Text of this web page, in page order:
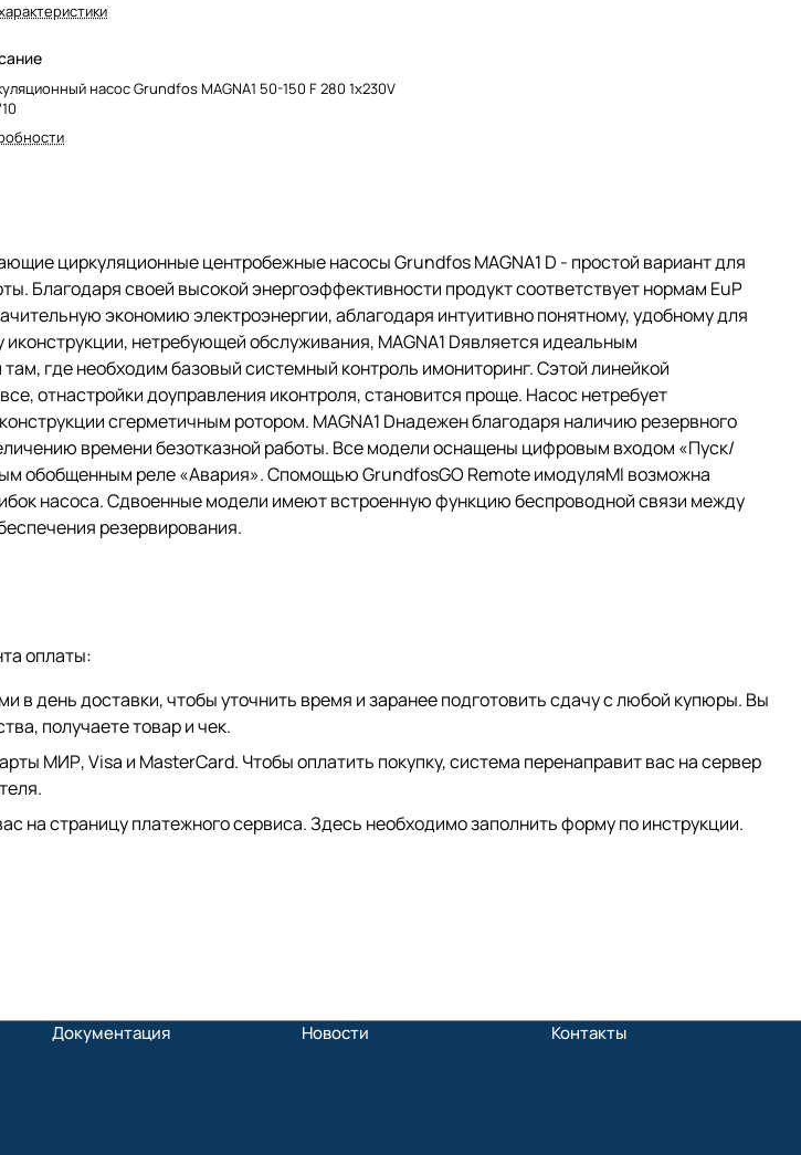
насос Grundfos MAGNA1 50-150 F 280 1x230V
циркуляционные центробежные насосы Grundfos MAGNA1 D - простой вариант для
Благодаря своей высокой энергоэффективности продукт соответствует нормам EuP
экономию электроэнергии, аблагодаря интуитивно понятному, удобному для
нетребующей обслуживания, MAGNA1 Dявляется идеальным
где необходим базовый системный контроль имониторинг. Сэтой линейкой
отнастройки доуправления иконтроля, становится проще. Насос нетребует
сгерметичным ротором. MAGNA1 Dнадежен благодаря наличию резервного
времени безотказной работы. Все модели оснащены цифровым входом «Пуск/
обобщенным реле «Авария». Спомощью GrundfosGO Remote имодуляMI возможна
насоса. Сдвоенные модели имеют встроенную функцию беспроводной связи между
резервирования.
оплаты:
день доставки, чтобы уточнить время и заранее подготовить сдачу с любой купюры. Вы
получаете товар и чек.
МИР, Visa и MasterCard. Чтобы оплатить покупку, система перенаправит вас на сервер
на страницу платежного сервиса. Здесь необходимо заполнить форму по инструкции.
Документация Новости Контакты